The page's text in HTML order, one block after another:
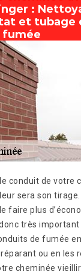
:
et tubage
fumée
conduit de votre
sera son tirage.
faire plus
très
de fumée
ou en les
cheminée